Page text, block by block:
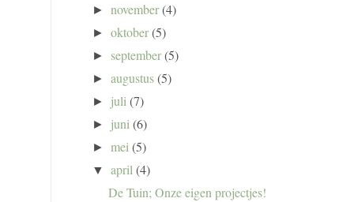
►november(4)
►oktober(5)
► september(5)
►augustus(5)
► juli (7)
► juni (6)
►mei (5)
▼ april (4)
De Tuin; Onze eigen projectjes!